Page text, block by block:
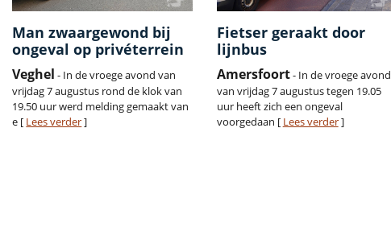
Man zwaargewond bij
ongeval op privéterrein
Veghel - In de vroege avond van
vrijdag 7 augustus rond de klok van
19.50 uur werd melding gemaakt van
e [ Lees verder]
Fietser geraakt door
lijnbus
Amersfoort- In de vroege avond
van vrijdag 7 augustus tegen 19.05
uur heeft zich een ongeval
voorgedaan [ Lees verder]